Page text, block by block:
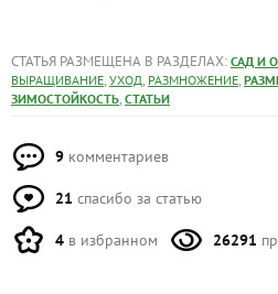
СТАТЬЯ РАЗМЕЩЕНА В РАЗДЕЛАХ: САД И
ВЫРАЩИВАНИЕ, УХОД, РАЗМНОЖЕНИЕ,
ЗИМОСТОЙКОСТЬ, СТАТЬИ
9 комментариев
21 спасибо за статью
4 в избранном 26291